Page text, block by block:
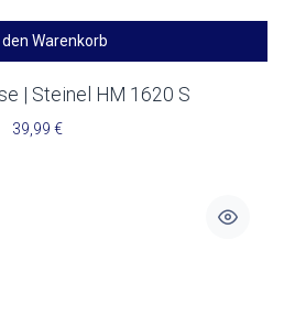
Warenkorb
| Steinel HM 1620 S
39,99 €